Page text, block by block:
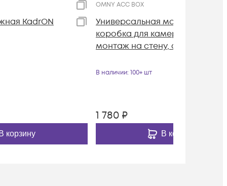
KadrON
В корзину
OMNY ACC BOX
Универсальная монтажная
коробка для камер OMNY,
монтаж на стену, алюминий
В наличии: 100+ шт
1 780 ₽
В корзину